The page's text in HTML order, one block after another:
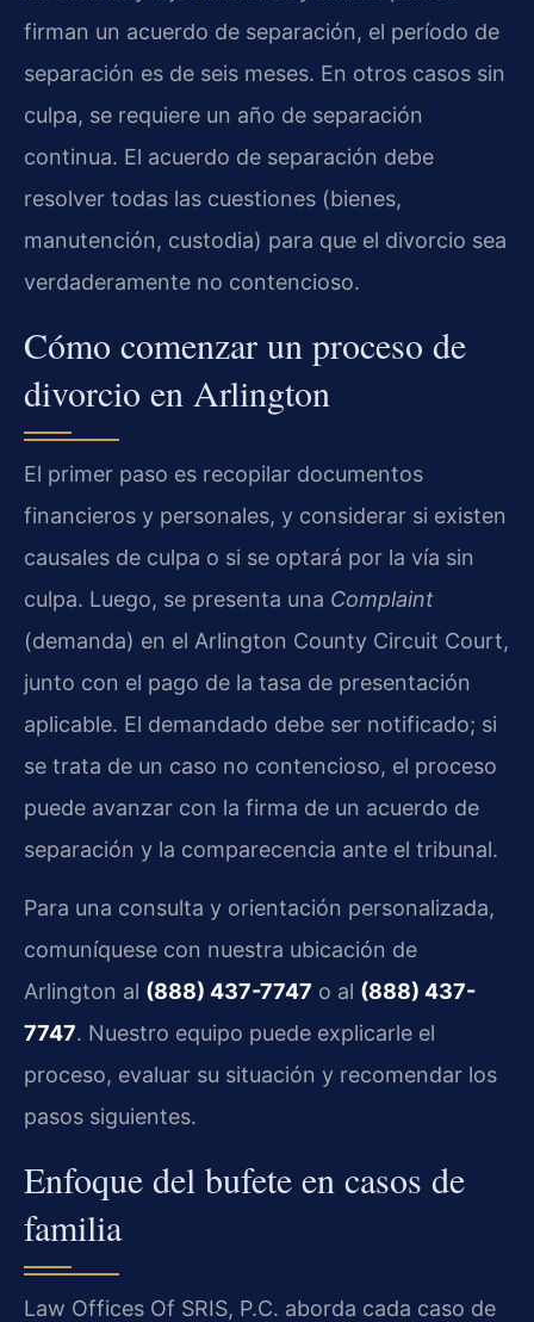
firman un acuerdo de separación, el período de
separación es de seis meses. En otros casos sin
culpa, se requiere un año de separación
continua. El acuerdo de separación debe
resolver todas las cuestiones (bienes,
manutención, custodia) para que el divorcio sea
verdaderamente no contencioso.
Cómo comenzar un proceso de
divorcio en Arlington
El primer paso es recopilar documentos
financieros y personales, y considerar si existen
causales de culpa o si se optará por la vía sin
culpa. Luego, se presenta una Complaint
(demanda) en el Arlington County Circuit Court,
junto con el pago de la tasa de presentación
aplicable. El demandado debe ser notificado; si
se trata de un caso no contencioso, el proceso
puede avanzar con la firma de un acuerdo de
separación y la comparecencia ante el tribunal.
Para una consulta y orientación personalizada,
comuníquese con nuestra ubicación de
Arlington al (888) 437-7747 o al (888) 437-
7747. Nuestro equipo puede explicarle el
proceso, evaluar su situación y recomendar los
pasos siguientes.
Enfoque del bufete en casos de
familia
Law Offices Of SRIS, P.C. aborda cada caso de